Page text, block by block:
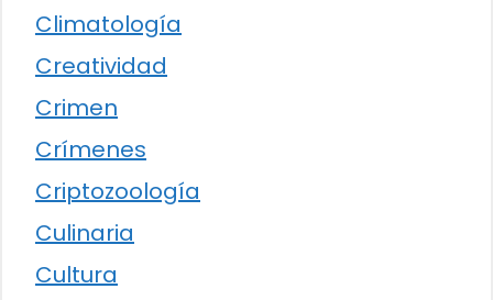
Climatología
Creatividad
Crimen
Crímenes
Criptozoología
Culinaria
Cultura